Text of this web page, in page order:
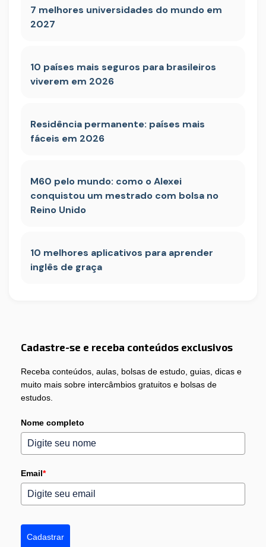
7 melhores universidades do mundo em
2027
10 países mais seguros para brasileiros
viverem em 2026
Residência permanente: países mais
fáceis em 2026
M60 pelo mundo: como o Alexei
conquistou um mestrado com bolsa no
Reino Unido
10 melhores aplicativos para aprender
inglês de graça
Cadastre-se e receba conteúdos exclusivos
Receba conteúdos, aulas, bolsas de estudo, guias, dicas e
muito mais sobre intercâmbios gratuitos e bolsas de
estudos.
Nome completo
Email*
Cadastrar